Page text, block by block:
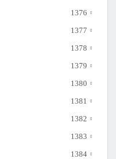
1376
1377
1378
1379
1380
1381
1382
1383
1384